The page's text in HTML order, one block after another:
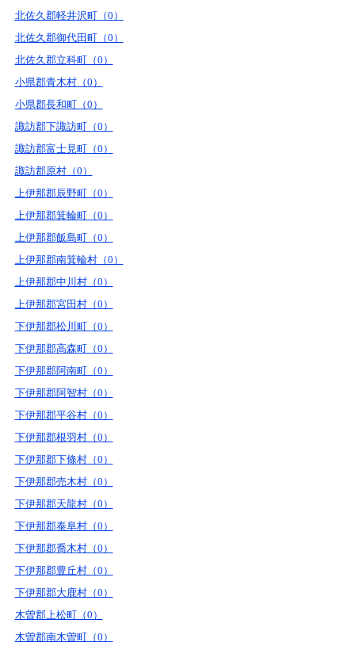
北佐久郡軽井沢町（0）
北佐久郡御代田町（0）
北佐久郡立科町（0）
小県郡青木村（0）
小県郡長和町（0）
諏訪郡下諏訪町（0）
諏訪郡富士見町（0）
諏訪郡原村（0）
上伊那郡辰野町（0）
上伊那郡箕輪町（0）
上伊那郡飯島町（0）
上伊那郡南箕輪村（0）
上伊那郡中川村（0）
上伊那郡宮田村（0）
下伊那郡松川町（0）
下伊那郡高森町（0）
下伊那郡阿南町（0）
下伊那郡阿智村（0）
下伊那郡平谷村（0）
下伊那郡根羽村（0）
下伊那郡下條村（0）
下伊那郡売木村（0）
下伊那郡天龍村（0）
下伊那郡泰阜村（0）
下伊那郡喬木村（0）
下伊那郡豊丘村（0）
下伊那郡大鹿村（0）
木曽郡上松町（0）
木曽郡南木曽町（0）